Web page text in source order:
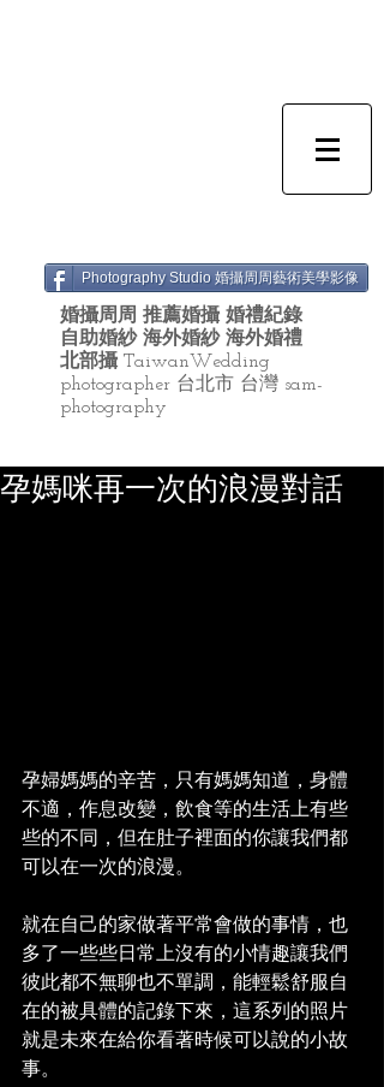
Photography Studio 婚攝周周藝術美學影像
婚攝周周 推薦婚攝 婚禮紀錄
自助婚紗 海外婚紗 海外婚禮
北部攝 TaiwanWedding
photographer 台北市 台灣 sam-
photography
孕媽咪再一次的浪漫對話
孕婦媽媽的辛苦，只有媽媽知道，身體
不適，作息改變，飲食等的生活上有些
些的不同，但在肚子裡面的你讓我們都
可以在一次的浪漫。
就在自己的家做著平常會做的事情，也
多了一些些日常上沒有的小情趣讓我們
彼此都不無聊也不單調，能輕鬆舒服自
在的被具體的記錄下來，這系列的照片
就是未來在給你看著時候可以說的小故
事。